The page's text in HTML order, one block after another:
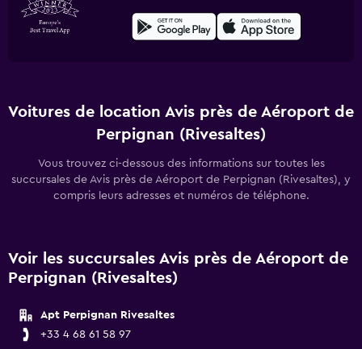
Voitures de location Avis près de Aéroport de
Perpignan (Rivesaltes)
Vous trouvez ci-dessous des informations sur toutes les
succursales de Avis près de Aéroport de Perpignan (Rivesaltes), y
compris leurs adresses et numéros de téléphone.
Voir les succursales Avis près de Aéroport de
Perpignan (Rivesaltes)
Apt Perpignan Rivesaltes
+33 4 68 61 58 97